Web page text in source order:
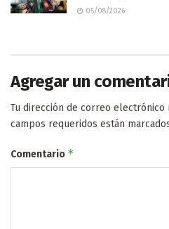
05/08/2026
Agregar un
Tu dirección de correo electrónico
campos requeridos están
Comentario *